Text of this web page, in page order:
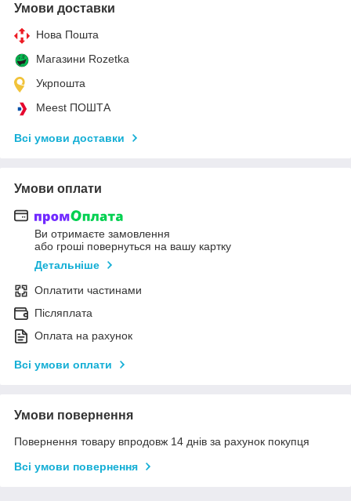
Умови доставки
Нова Пошта
Магазини Rozetka
Укрпошта
Meest ПОШТА
Всі умови доставки
Умови оплати
Ви отримаєте замовлення
або гроші повернуться на вашу картку
Детальніше
Оплатити частинами
Післяплата
Оплата на рахунок
Всі умови оплати
Умови повернення
Повернення товару впродовж 14 днів за рахунок покупця
Всі умови повернення